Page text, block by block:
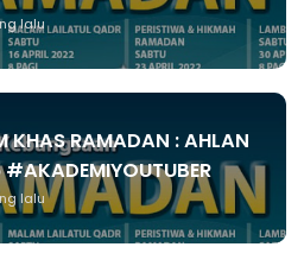
lalu
KHAS RAMADAN : AHLAN
lalu